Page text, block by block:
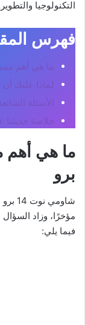
التكنولوجيا
فهرس
ما هي أهم
لماذا عليك أن
الأسئلة
خلاصة حديثنا
برو
مؤخرًا، وزاد
فيما يلي: